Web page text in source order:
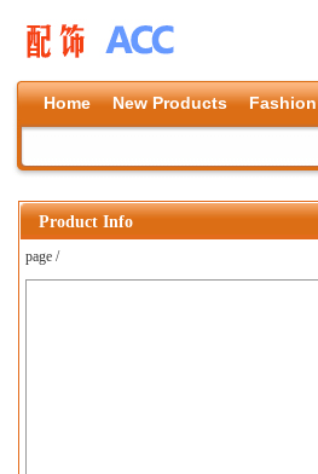
Home New Products Fashion
Product Info
page /